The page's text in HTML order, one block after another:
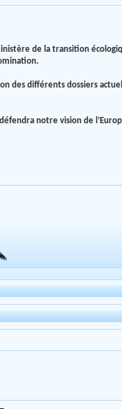
de la transition
des différents dossiers
notre vision de